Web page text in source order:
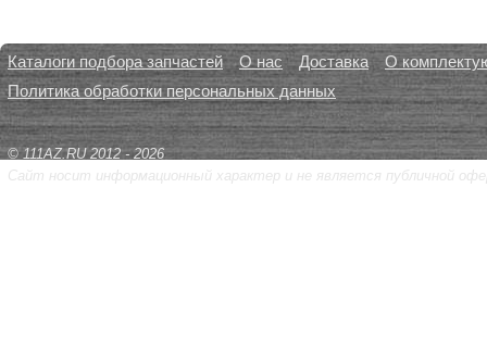
Каталоги подбора запчастей О нас Доставка
О
Политика обработки персональных данных
© 111AZ.RU 2012 - 2026
Сайт носит информационный характер и не является публичной